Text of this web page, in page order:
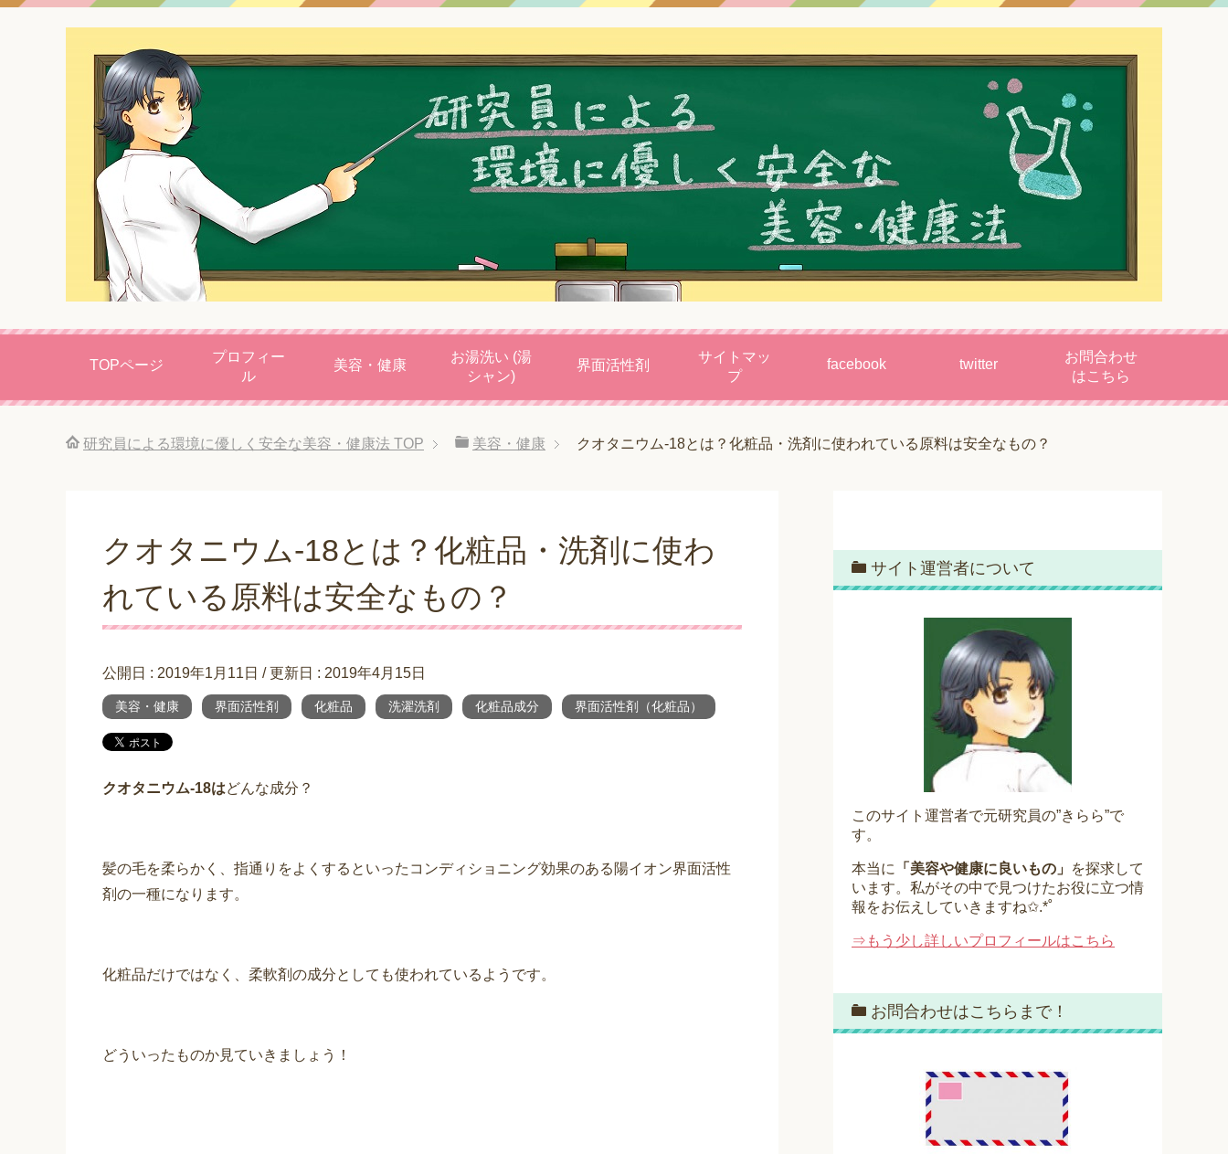
TOPページ
プロフィー
ル
美容・健康
お湯洗い (湯
シャン)
界面活性剤
サイトマッ
プ
facebook twitter
お問合わせ
はこちら
研究員による環境に優しく安全な美容・健康法 TOP 美容・健康 クオタニウム-18とは？化粧品・洗剤に使われている原料は安全なもの？
クオタニウム-18とは？化粧品・洗剤に使わ
れている原料は安全なもの？
公開日 : 2019年1月11日 / 更新日 : 2019年4月15日
美容・健康 界面活性剤 化粧品 洗濯洗剤 化粧品成分 界面活性剤（化粧品）
クオタニウム-18はどんな成分？
髪の毛を柔らかく、指通りをよくするといったコンディショニング効果のある陽イオン界面活性
剤の一種になります。
化粧品だけではなく、柔軟剤の成分としても使われているようです。
どういったものか見ていきましょう！
サイト運営者について
このサイト運営者で元研究員の”きらら”で
す。
本当に 「美容や健康に良いもの」 を探求して
います。私がその中で見つけたお役に立つ情
報をお伝えしていきますね✩.*˚
⇒もう少し詳しいプロフィールはこちら
お問合わせはこちらまで！